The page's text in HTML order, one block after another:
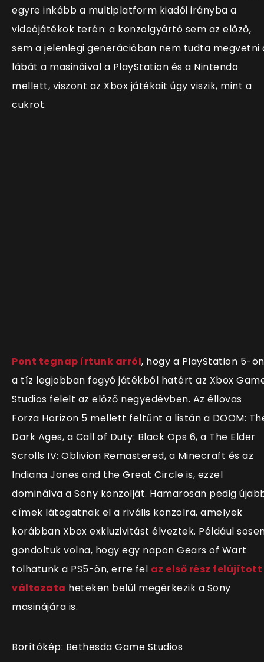
egyre inkább a multiplatform kiadói irányba a
videójátékok terén: a konzolgyártó sem az előző,
sem a jelenlegi generációban nem tudta megvetni
lábát a masináival a PlayStation és a Nintendo
mellett, viszont az Xbox játékait úgy viszik, mint a
cukrot.
Pont tegnap írtunk arról, hogy a PlayStation 5-ön
a tíz legjobban fogyó játékból hatért az Xbox
Studios felelt az előző negyedévben. Az éllovas
Forza Horizon 5 mellett feltűnt a listán a DOOM:
Dark Ages, a Call of Duty: Black Ops 6, a The Elder
Scrolls IV: Oblivion Remastered, a Minecraft és az
Indiana Jones and the Great Circle is, ezzel
dominálva a Sony konzolját. Hamarosan pedig
címek látogatnak el a rivális konzolra, amelyek
korábban Xbox exkluzivitást élveztek. Például
gondoltuk volna, hogy egy napon Gears of Wart
tolhatunk a PS5-ön, erre fel az első rész felújított
változata heteken belül megérkezik a Sony
masinájára is.
Borítókép: Bethesda Game Studios